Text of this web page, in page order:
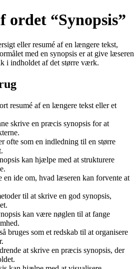
ordet “Synopsis”
eller resumé af en længere tekst,
med en synopsis er at give læseren
i indholdet af det større værk.
resumé af en længere tekst eller et
skrive en præcis synopsis for at
ofte som en indledning til en større
kan hjælpe med at strukturere
en ide om, hvad læseren kan forvente at
til at skrive en god synopsis,
kan være nøglen til at fange
bruges som et redskab til at organisere
at skrive en præcis synopsis, der